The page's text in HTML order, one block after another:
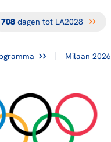
708dagen tot LA2028
Milaan 2026